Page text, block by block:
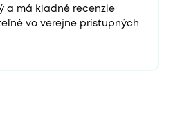
a má kladné recenzie
vo verejne prístupných